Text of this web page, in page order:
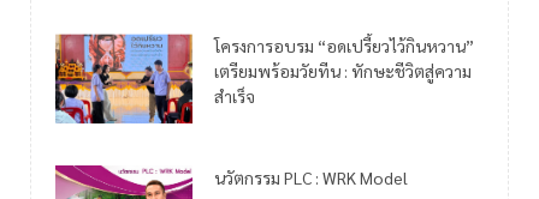
โครงการอบรม “อดเปรี้ยวไว้กินหวาน”
เตรียมพร้อมวัยทีน : ทักษะชีวิตสู่ความ
สำเร็จ
นวัตกรรม PLC : WRK Model